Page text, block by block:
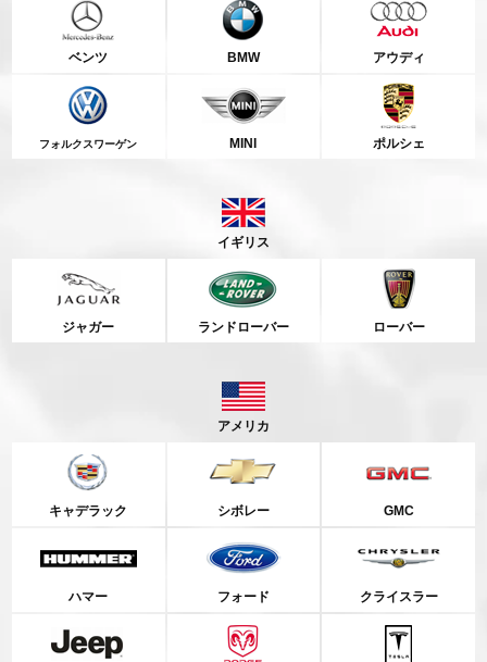
ベンツ BMW アウディ
フォルクスワーゲン MINI ポルシェ
イギリス
ジャガー ランドローバー ローバー
アメリカ
キャデラック シボレー GMC
ハマー フォード クライスラー